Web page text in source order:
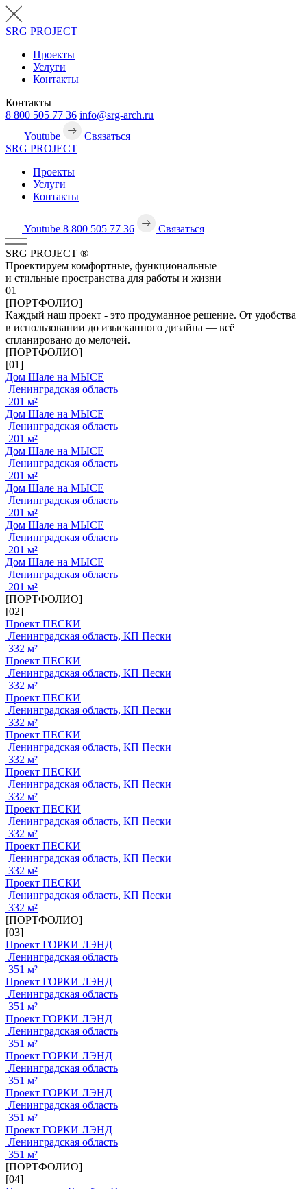
SRG PROJECT
Проекты
Услуги
Контакты
Контакты
8 800 505 77 36 info@srg-arch.ru
Youtube
Связаться
SRG PROJECT
Проекты
Услуги
Контакты
Youtube 8 800 505 77 36 Связаться
SRG PROJECT ®
Проектируем комфортные, функциональные
и стильные пространства для работы и жизни
01
[ПОРТФОЛИО]
Каждый наш проект - это продуманное решение. От удобства
в использовании до изысканного дизайна — всё
спланировано до мелочей.
[ПОРТФОЛИО]
[01]
Дом Шале на МЫСЕ
Ленинградская область
201 м²
Дом Шале на МЫСЕ
Ленинградская область
201 м²
Дом Шале на МЫСЕ
Ленинградская область
201 м²
Дом Шале на МЫСЕ
Ленинградская область
201 м²
Дом Шале на МЫСЕ
Ленинградская область
201 м²
Дом Шале на МЫСЕ
Ленинградская область
201 м²
[ПОРТФОЛИО]
[02]
Проект ПЕСКИ
Ленинградская область, КП Пески
332 м²
Проект ПЕСКИ
Ленинградская область, КП Пески
332 м²
Проект ПЕСКИ
Ленинградская область, КП Пески
332 м²
Проект ПЕСКИ
Ленинградская область, КП Пески
332 м²
Проект ПЕСКИ
Ленинградская область, КП Пески
332 м²
Проект ПЕСКИ
Ленинградская область, КП Пески
332 м²
Проект ПЕСКИ
Ленинградская область, КП Пески
332 м²
Проект ПЕСКИ
Ленинградская область, КП Пески
332 м²
[ПОРТФОЛИО]
[03]
Проект ГОРКИ ЛЭНД
Ленинградская область
351 м²
Проект ГОРКИ ЛЭНД
Ленинградская область
351 м²
Проект ГОРКИ ЛЭНД
Ленинградская область
351 м²
Проект ГОРКИ ЛЭНД
Ленинградская область
351 м²
Проект ГОРКИ ЛЭНД
Ленинградская область
351 м²
Проект ГОРКИ ЛЭНД
Ленинградская область
351 м²
[ПОРТФОЛИО]
[04]